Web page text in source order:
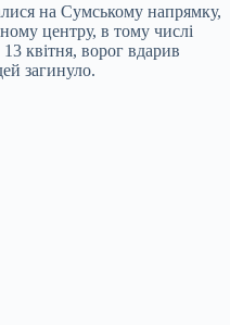
на Сумському напрямку,
центру, в тому числі
квітня, ворог вдарив
загинуло.